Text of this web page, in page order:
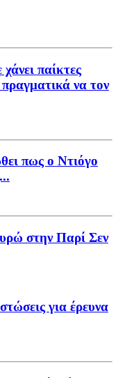
παίκτες
πραγματικά να τον
πως ο Ντιόγο
στην Παρί Σεν
για έρευνα